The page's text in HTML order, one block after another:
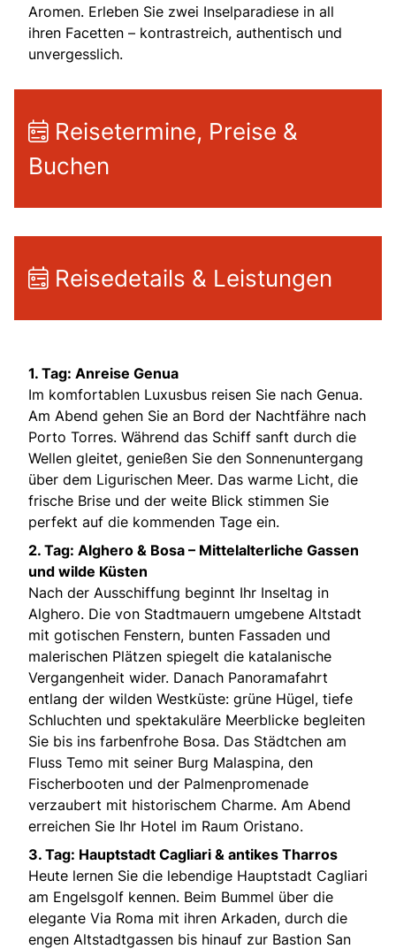
Aromen. Erleben Sie zwei Inselparadiese in all
ihren Facetten – kontrastreich, authentisch und
unvergesslich.
Reisetermine, Preise &
Buchen
Reisedetails & Leistungen
1. Tag: Anreise Genua
Im komfortablen Luxusbus reisen Sie nach Genua.
Am Abend gehen Sie an Bord der Nachtfähre nach
Porto Torres. Während das Schiff sanft durch die
Wellen gleitet, genießen Sie den Sonnenuntergang
über dem Ligurischen Meer. Das warme Licht, die
frische Brise und der weite Blick stimmen Sie
perfekt auf die kommenden Tage ein.
2. Tag: Alghero & Bosa – Mittelalterliche Gassen
und wilde Küsten
Nach der Ausschiffung beginnt Ihr Inseltag in
Alghero. Die von Stadtmauern umgebene Altstadt
mit gotischen Fenstern, bunten Fassaden und
malerischen Plätzen spiegelt die katalanische
Vergangenheit wider. Danach Panoramafahrt
entlang der wilden Westküste: grüne Hügel, tiefe
Schluchten und spektakuläre Meerblicke begleiten
Sie bis ins farbenfrohe Bosa. Das Städtchen am
Fluss Temo mit seiner Burg Malaspina, den
Fischerbooten und der Palmenpromenade
verzaubert mit historischem Charme. Am Abend
erreichen Sie Ihr Hotel im Raum Oristano.
3. Tag: Hauptstadt Cagliari & antikes Tharros
Heute lernen Sie die lebendige Hauptstadt Cagliari
am Engelsgolf kennen. Beim Bummel über die
elegante Via Roma mit ihren Arkaden, durch die
engen Altstadtgassen bis hinauf zur Bastion San